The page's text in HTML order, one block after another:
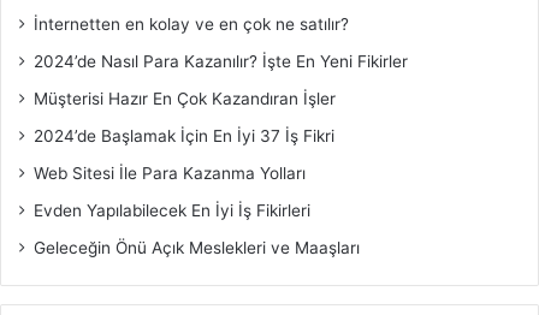
İnternetten en kolay ve en çok ne satılır?
2024’de Nasıl Para Kazanılır? İşte En Yeni Fikirler
Müşterisi Hazır En Çok Kazandıran İşler
2024’de Başlamak İçin En İyi 37 İş Fikri
Web Sitesi İle Para Kazanma Yolları
Evden Yapılabilecek En İyi İş Fikirleri
Geleceğin Önü Açık Meslekleri ve Maaşları